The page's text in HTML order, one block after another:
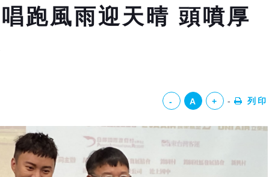
跑風雨迎天晴 頭噴厚
- A + 列印